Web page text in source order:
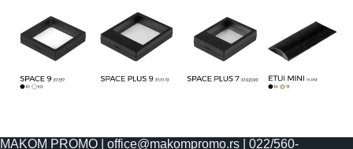
MAKOM PROMO | office@makompromo.rs 022/560-